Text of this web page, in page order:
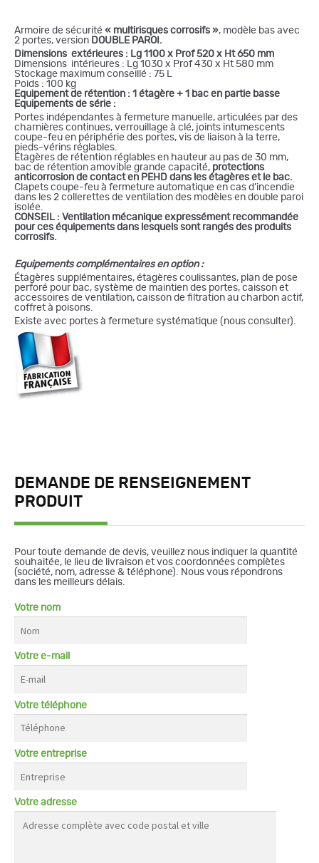
Armoire de sécurité « multirisques corrosifs », modèle bas avec
2 portes, version DOUBLE PAROI.
Dimensions extérieures : Lg 1100 x Prof 520 x Ht 650 mm
Dimensions intérieures : Lg 1030 x Prof 430 x Ht 580 mm
Stockage maximum conseillé : 75 L
Poids : 100 kg
Equipement de rétention : 1 étagère + 1 bac en partie basse
Equipements de série :
Portes indépendantes à fermeture manuelle, articulées par des
charnières continues, verrouillage à clé, joints intumescents
coupe-feu en périphérie des portes, vis de liaison à la terre,
pieds-vérins réglables.
Étagères de rétention réglables en hauteur au pas de 30 mm,
bac de rétention amovible grande capacité, protections
anticorrosion de contact en PEHD dans les étagères et le bac.
Clapets coupe-feu à fermeture automatique en cas d’incendie
dans les 2 collerettes de ventilation des modèles en double paroi
isolée.
CONSEIL : Ventilation mécanique expressément recommandée
pour ces équipements dans lesquels sont rangés des produits
corrosifs.
Equipements complémentaires en option :
Étagères supplémentaires, étagères coulissantes, plan de pose
perforé pour bac, système de maintien des portes, caisson et
accessoires de ventilation, caisson de filtration au charbon actif,
coffret à poisons.
Existe avec portes à fermeture systématique (nous consulter).
DEMANDE DE RENSEIGNEMENT
PRODUIT
Pour toute demande de devis, veuillez nous indiquer la quantité
souhaitée, le lieu de livraison et vos coordonnées complètes
(société, nom, adresse & téléphone). Nous vous répondrons
dans les meilleurs délais.
Votre nom
Votre e-mail
Votre téléphone
Votre entreprise
Votre adresse